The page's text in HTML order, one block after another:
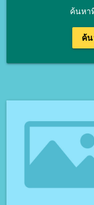
ค้นหา
ค้